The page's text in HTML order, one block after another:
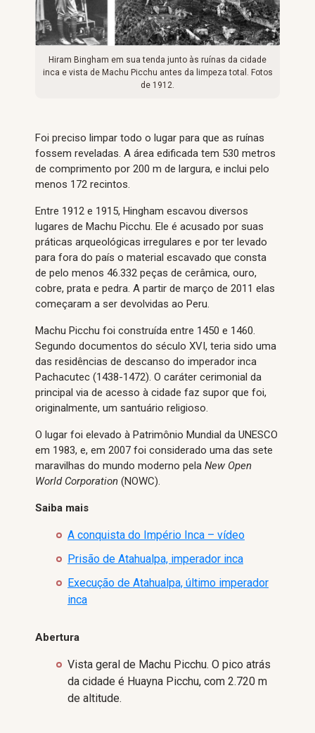
Hiram Bingham em sua tenda junto às ruínas da cidade
inca e vista de Machu Picchu antes da limpeza total. Fotos
de 1912.
Foi preciso limpar todo o lugar para que as ruínas
fossem reveladas. A área edificada tem 530 metros
de comprimento por 200 m de largura, e inclui pelo
menos 172 recintos.
Entre 1912 e 1915, Hingham escavou diversos
lugares de Machu Picchu. Ele é acusado por suas
práticas arqueológicas irregulares e por ter levado
para fora do país o material escavado que consta
de pelo menos 46.332 peças de cerâmica, ouro,
cobre, prata e pedra. A partir de março de 2011 elas
começaram a ser devolvidas ao Peru.
Machu Picchu foi construída entre 1450 e 1460.
Segundo documentos do século XVI, teria sido uma
das residências de descanso do imperador inca
Pachacutec (1438-1472). O caráter cerimonial da
principal via de acesso à cidade faz supor que foi,
originalmente, um santuário religioso.
O lugar foi elevado à Patrimônio Mundial da UNESCO
em 1983, e, em 2007 foi considerado uma das sete
maravilhas do mundo moderno pela New Open
World Corporation (NOWC).
Saiba mais
A conquista do Império Inca – vídeo
Prisão de Atahualpa, imperador inca
Execução de Atahualpa, último imperador
inca
Abertura
Vista geral de Machu Picchu. O pico atrás
da cidade é Huayna Picchu, com 2.720 m
de altitude.